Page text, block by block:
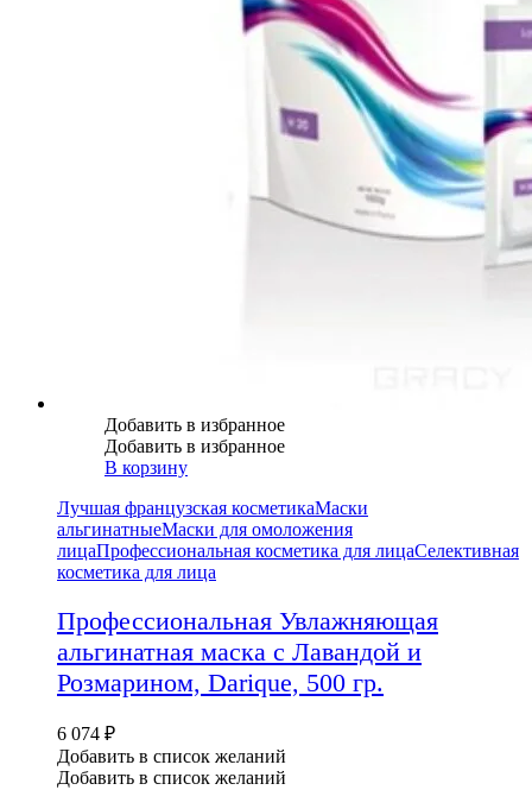
Добавить в избранное
Добавить в избранное
В корзину
Лучшая французская косметикаМаски
альгинатныеМаски для омоложения
лицаПрофессиональная косметика для лицаСелективная
косметика для лица
Профессиональная Увлажняющая
альгинатная маска с Лавандой и
Розмарином, Darique, 500 гр.
6 074 ₽
Добавить в список желаний
Добавить в список желаний